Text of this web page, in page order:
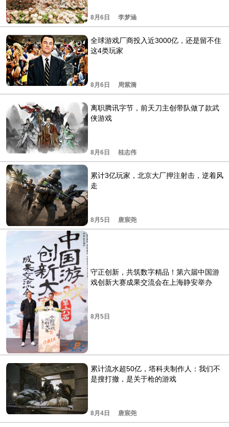
8月6日 李梦涵
全球游戏厂商投入近3000亿，还是留不住
这4类玩家
8月6日 周紫漪
离职腾讯字节，前天刀主创带队做了款武
侠游戏
8月6日 桂志伟
累计3亿玩家，北京大厂押注射击，逆着风
走
8月5日 唐宸尧
守正创新，共筑数字精品！第六届中国游
戏创新大赛成果交流会在上海静安举办
8月5日
累计流水超50亿，塔科夫制作人：我们不
是搜打撤，是关于枪的游戏
8月4日 唐宸尧